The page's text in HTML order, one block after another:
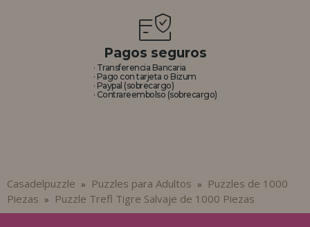
Pagos seguros
· Transferencia Bancaria
· Pago con tarjeta o Bizum
· Paypal (sobrecargo)
· Contrareembolso (sobrecargo)
Casadelpuzzle » Puzzles para Adultos »
Puzzles de 1000
Piezas » Puzzle Trefl Tigre Salvaje de 1000 Piezas